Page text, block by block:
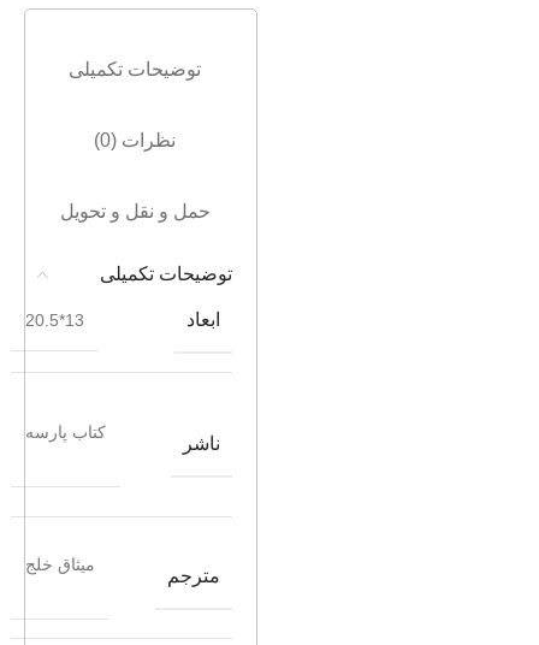
توضیحات تکمیلی
نظرات (0)
حمل و نقل و تحویل
توضیحات تکمیلی
ابعاد 13*20.5
ناشر
کتاب پارسه
مترجم
میثاق خلج